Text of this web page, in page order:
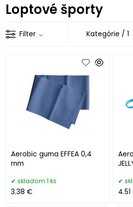
Loptové športy
Filter Kategórie / 1
Aerobic guma EFFEA 0,4
mm
skladom 1 ks
3.38 €